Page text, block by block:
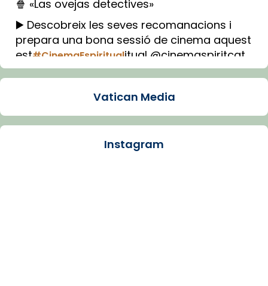
🍿 «Las ovejas detectives»
▶️ Descobreix les seves recomanacions i
prepara una bona sessió de cinema aquest
est#CinemaEspiritualitual @cinemaspiritcat
Imatge: Generada amb IA (OpenAI)
Arquebisbat de Barcelona
Vatican Media
Instagram